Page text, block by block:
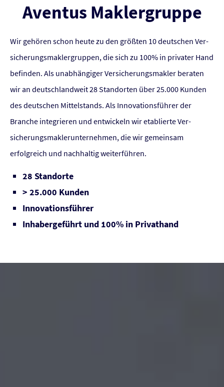
Aventus Maklergruppe
Wir gehören schon heute zu den größten 10 deutschen Ver­
sicherungs­maklergruppen, die sich zu 100% in privater Hand
befinden. Als unabhängiger Ver­sicherungs­makler beraten
wir an deutschlandweit 28 Standorten über 25.000 Kunden
des deutschen Mittelstands. Als Innovationsführer der
Branche integrieren und entwickeln wir etablierte Ver­
sicherungs­maklerunternehmen, die wir gemeinsam
erfolgreich und nachhaltig weiterführen.
28 Standorte
> 25.000 Kunden
Innovationsführer
Inhabergeführt und 100% in Privathand